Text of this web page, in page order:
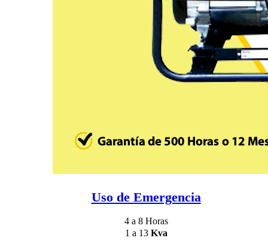
Uso de Emergencia
4 a 8 Horas
1 a 13 Kva